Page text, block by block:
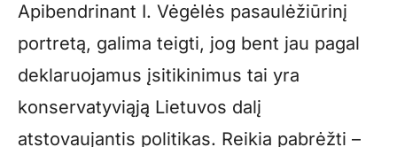
Apibendrinant I. Vėgėlės pasaulėžiūrinį
portretą, galima teigti, jog bent jau pagal
deklaruojamus įsitikinimus tai yra
konservatyviąją Lietuvos dalį
atstovaujantis politikas. Reikia pabrėžti –